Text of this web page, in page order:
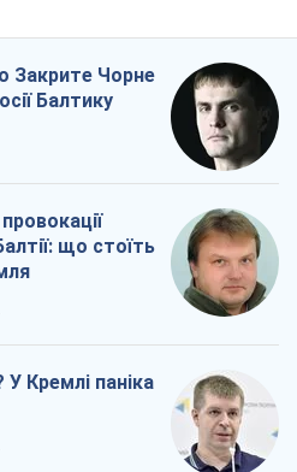
Закрите Чорне
Балтику
що стоїть
Кремлі паніка